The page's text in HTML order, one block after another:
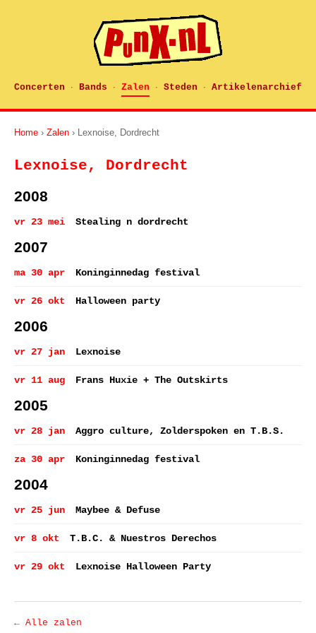
Concerten · Bands · Zalen · Steden · Artikelenarchief
Home › Zalen › Lexnoise, Dordrecht
Lexnoise, Dordrecht
2008
vr 23 mei Stealing n dordrecht
2007
ma 30 apr Koninginnedag festival
vr 26 okt Halloween party
2006
vr 27 jan Lexnoise
vr 11 aug Frans Huxie + The Outskirts
2005
vr 28 jan Aggro culture, Zolderspoken en T.B.S.
za 30 apr Koninginnedag festival
2004
vr 25 jun Maybee & Defuse
vr 8 okt T.B.C. & Nuestros Derechos
vr 29 okt Lexnoise Halloween Party
← Alle zalen